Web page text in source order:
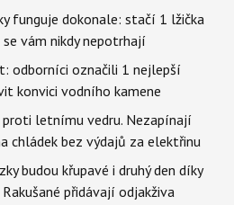
funguje dokonale: stačí 1 lžička
vám nikdy nepotrhají
odborníci označili 1 nejlepší
konvici vodního kamene
letnímu vedru. Nezapínají
chládek bez výdajů za elektřinu
budou křupavé i druhý den díky
přidávají odjakživa